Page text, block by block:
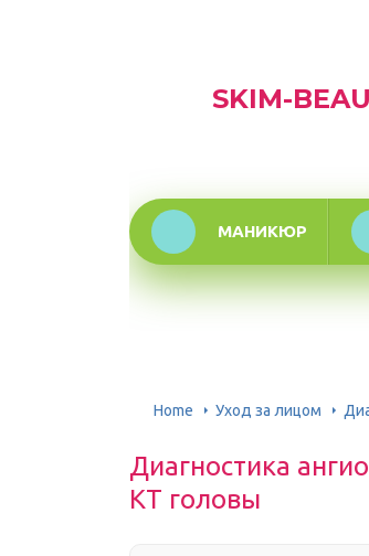
SKIM-
МАНИКЮР
Home Уход за лицом
Диагностика
КТ головы